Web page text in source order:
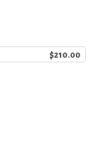
$210.00